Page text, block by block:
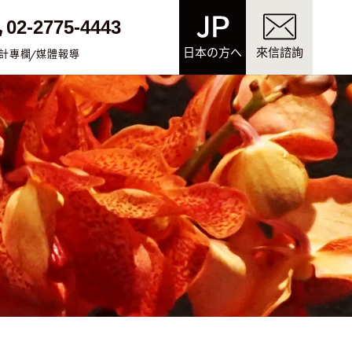
02-2775-4443
專欄 媒體報導 日本の方へ 來信諮詢